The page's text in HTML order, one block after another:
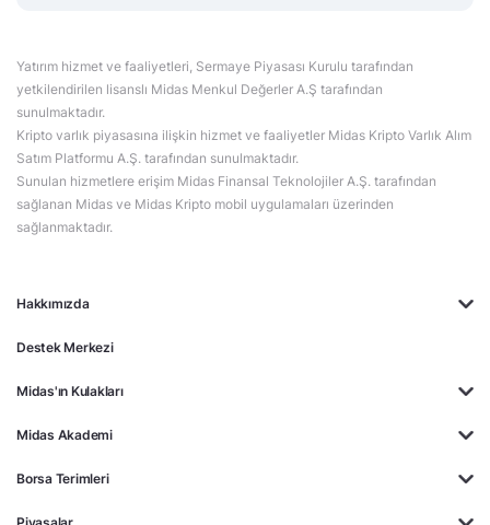
Hakkımızda
Destek Merkezi
Midas'ın Kulakları
Midas Akademi
Borsa Terimleri
Yatırım hizmet ve faaliyetleri, Sermaye Piyasası Kurulu tarafından
yetkilendirilen lisanslı Midas Menkul Değerler A.Ş tarafından
sunulmaktadır.
Kripto varlık piyasasına ilişkin hizmet ve faaliyetler Midas Kripto Varlık Alım
Satım Platformu A.Ş. tarafından sunulmaktadır.
Sunulan hizmetlere erişim Midas Finansal Teknolojiler A.Ş. tarafından
sağlanan Midas ve Midas Kripto mobil uygulamaları üzerinden
sağlanmaktadır.